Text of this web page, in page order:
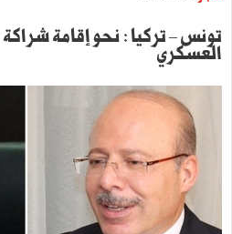
تونس – تركيا : نحو إقامة
العسكري